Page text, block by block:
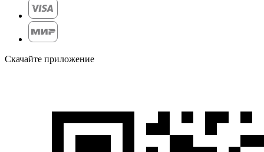
Скачайте приложение